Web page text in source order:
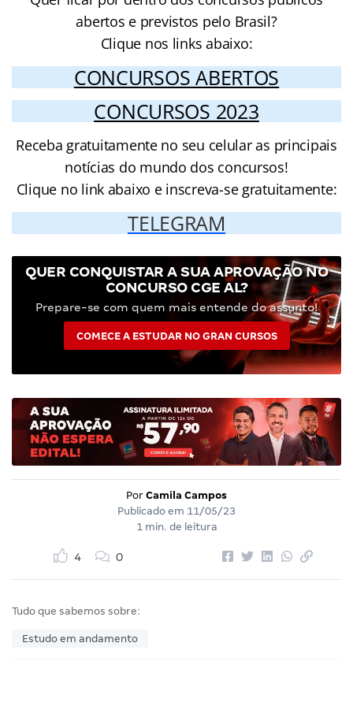
abertos e previstos pelo Brasil?
Clique nos links abaixo:
CONCURSOS ABERTOS
CONCURSOS 2023
Receba gratuitamente no seu celular as principais
notícias do mundo dos concursos!
Clique no link abaixo e inscreva-se gratuitamente:
TELEGRAM
QUER CONQUISTAR A SUA APROVAÇÃO NO
CONCURSO CGE AL?
Prepare-se com quem mais entende do assunto!
COMECE A ESTUDAR NO GRAN CURSOS
Por Camila Campos
Publicado em 11/05/23
1 min. de leitura
4 0
Tudo que sabemos sobre:
Estudo em andamento